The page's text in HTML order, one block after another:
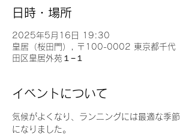
日時・場所
2025年5月16日 19:30
皇居（桜田門）, 〒100-0002 東京都千代
田区皇居外苑１−１
イベントについて
気候がよくなり、ランニングには最適な季節
になりました。